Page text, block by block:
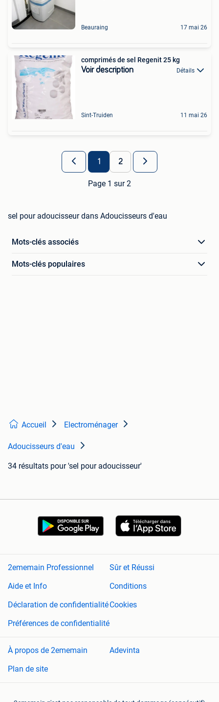
Beauraing 17 mai 26
comprimés de sel Regenit 25 kg
Voir description Détails
Sint-Truiden 11 mai 26
1 2
Page 1 sur 2
sel pour adoucisseur dans Adoucisseurs d'eau
Mots-clés associés
Mots-clés populaires
Accueil Electroménager
Adoucisseurs d'eau
34 résultats pour 'sel pour adoucisseur'
2ememain Professionnel
Sûr et Réussi
Aide et Info
Conditions
Déclaration de confidentialitéCookies
Préférences de confidentialité
À propos de 2ememain
Adevinta
Plan de site